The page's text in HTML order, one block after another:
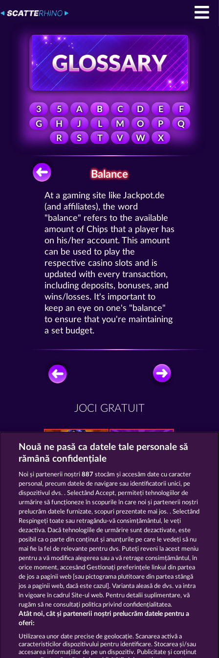
3 5 A B C D E
F
G
H J L M O P
Q
R
S T V W X
Balance
At a gaming site like Jackpot.de
(and affiliates), the word
"balance" refers to the available
amount of Chips that a player has
on his/her account. This amount
can be used to play the
respective casino slots and is
updated with every transaction,
including deposits, bonuses, and
wins/losses. It's important to
keep an eye on one's "balance"
to ensure that you're maintaining
a set budget.
JOCI GRATUIT
Ramses Book Fancy Fruits
Explodiac Maxi Play King of the Jungle
Termeni și condiții
Declarație de confidențialitate
Întrebări frecvente
Nouă ne pasă ca datele tale personale să
rămână confidențiale
Noi și partenerii noștri887 stocăm și accesăm date cu caracter
personal, precum datele de navigare sau identificatorii unici, pe
dispozitivul dvs. . Selectând Accept, permiteți tehnologiilor de
urmărire să funcționeze în scopurile în care noi și partenerii noștri
prelucrăm datele furnizate, scopuri prezentate mai jos. . Selectând
Respingeți toate sau retragându-vă consimțământul, le veți
dezactiva. Dacă tehnologiile de urmărire sunt dezactivate, este
posibil ca o parte din conținut și anunțurile pe care le vedeți să nu
mai fie la fel de relevante pentru dvs. Puteți reveni la acest meniu
pentru a vă modifica alegerea sau a vă retrage consimțământul, în
orice moment, accesând Gestionați preferințele linkul din partea
de jos a paginii web [sau pictograma plutitoare din partea stângă
jos a paginii web, dacă este cazul]. Varianta aleasă de dvs. va intra
în vigoare în cadrul Site-ul web. Pentru detalii suplimentare, vă
rugăm să ne consultați politica privind confidențialitatea.
Atât noi, cât și partenerii noștri prelucrăm datele pentru a
oferi:
Utilizarea unor date precise de geolocație. Scanarea activă a
caracteristicilor dispozitivului pentru identificare. Stocarea și/sau
accesarea informațiilor de pe un dispozitiv. Publicitate și conținut